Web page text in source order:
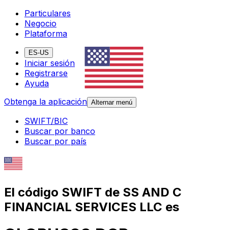
Particulares
Negocio
Plataforma
ES-US
Iniciar sesión
Registrarse
Ayuda
Obtenga la aplicación Alternar menú
SWIFT/BIC
Buscar por banco
Buscar por país
El código SWIFT de SS AND C
FINANCIAL SERVICES LLC es